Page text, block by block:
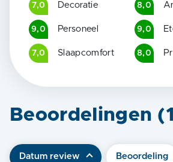
7,0 Decoratie 8,0
9,0 Personeel 9,0
7,0 Slaapcomfort 8,0
Beoordelingen (1
Datum review Beoordeling